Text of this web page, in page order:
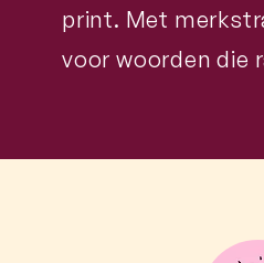
print. Met
voor woorden die